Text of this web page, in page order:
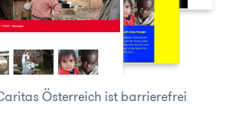
Caritas Österreich ist barrierefrei